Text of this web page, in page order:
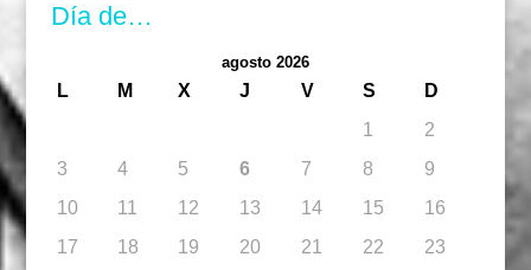
Día de…
agosto 2026
L M X J V S
D
1
2
3
4 5 6 7 8
9
10
11 12 13 14 15
16
17
18 19 20 21 22
23